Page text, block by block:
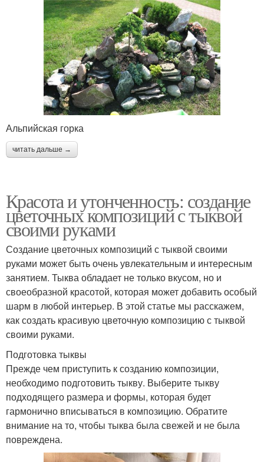
Альпийская горка
читать дальше →
Красота и утонченность: создание
цветочных композиций с тыквой
своими руками
Создание цветочных композиций с тыквой своими
руками может быть очень увлекательным и интересным
занятием. Тыква обладает не только вкусом, но и
своеобразной красотой, которая может добавить особый
шарм в любой интерьер. В этой статье мы расскажем,
как создать красивую цветочную композицию с тыквой
своими руками.
Подготовка тыквы
Прежде чем приступить к созданию композиции,
необходимо подготовить тыкву. Выберите тыкву
подходящего размера и формы, которая будет
гармонично вписываться в композицию. Обратите
внимание на то, чтобы тыква была свежей и не была
повреждена.